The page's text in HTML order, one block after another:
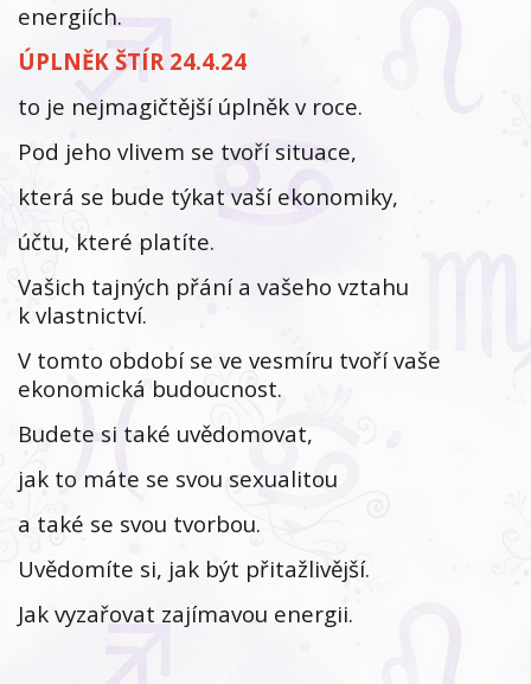
energiích.
ÚPLNĚK ŠTÍR 24.4.24
to je nejmagičtější úplněk v roce.
Pod jeho vlivem se tvoří situace,
která se bude týkat vaší ekonomiky,
účtu, které platíte.
Vašich tajných přání a vašeho vztahu
k vlastnictví.
V tomto období se ve vesmíru tvoří vaše
ekonomická budoucnost.
Budete si také uvědomovat,
jak to máte se svou sexualitou
a také se svou tvorbou.
Uvědomíte si, jak být přitažlivější.
Jak vyzařovat zajímavou energii.